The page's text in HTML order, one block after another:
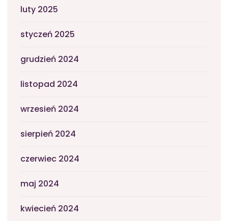
luty 2025
styczeń 2025
grudzień 2024
listopad 2024
wrzesień 2024
sierpień 2024
czerwiec 2024
maj 2024
kwiecień 2024